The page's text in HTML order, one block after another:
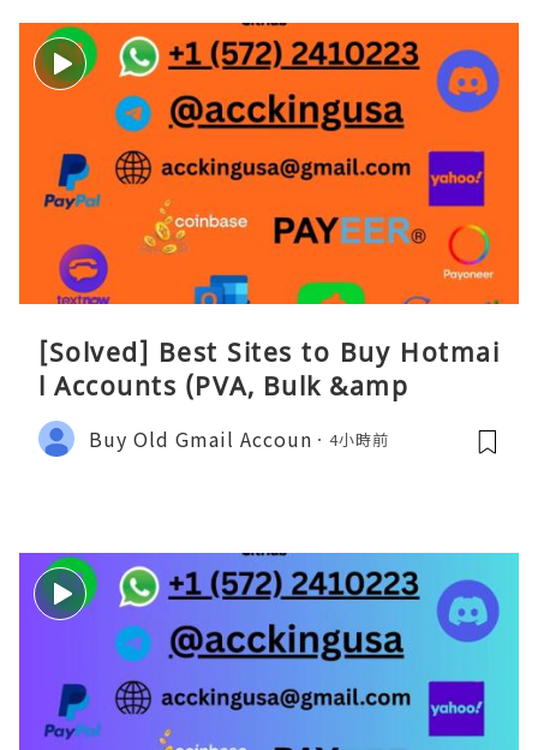
[Solved] Best Sites to Buy Hotmai
l Accounts (PVA, Bulk &amp
Buy Old Gmail Accoun 4小時前